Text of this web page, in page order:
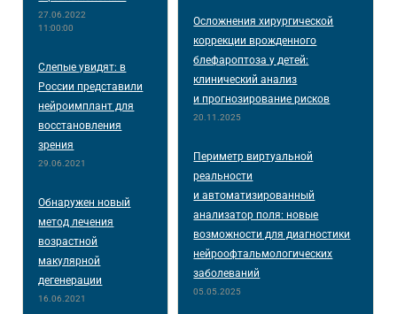
27.06.2022
11:00:00
Слепые увидят: в
России представили
нейроимплант для
восстановления
зрения
29.06.2021
Обнаружен новый
метод лечения
возрастной
макулярной
дегенерации
16.06.2021
Осложнения хирургической
коррекции врожденного
блефароптоза у детей:
клинический анализ
и прогнозирование рисков
20.11.2025
Периметр виртуальной
реальности
и автоматизированный
анализатор поля: новые
возможности для диагностики
нейроофтальмологических
заболеваний
05.05.2025